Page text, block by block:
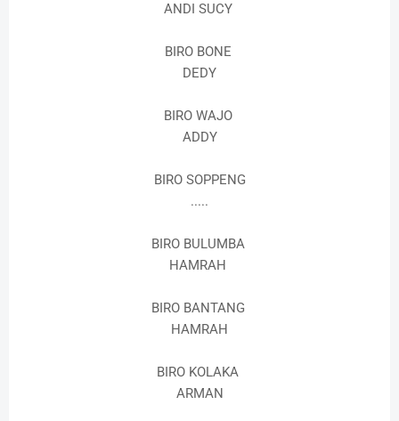
ANDI SUCY
BIRO BONE
DEDY
BIRO WAJO
ADDY
BIRO SOPPENG
.....
BIRO BULUMBA
HAMRAH
BIRO BANTANG
HAMRAH
BIRO KOLAKA
ARMAN